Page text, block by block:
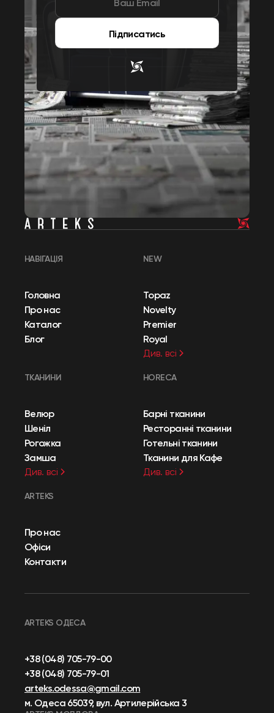
Підписатись
НАВІГАЦІЯ
Головна
Про нас
Каталог
Блог
NEW
Topaz
Novelty
Premier
Royal
Див. всі
ТКАНИНИ
Велюр
Шеніл
Рогожка
Замша
Див. всі
HORECA
Барні тканини
Ресторанні тканини
Готельні тканини
Тканини для Кафе
Див. всі
ARTEKS
Про нас
Офіси
Контакти
ARTEKS ОДЕСА
+38 (048) 705-79-00
+38 (048) 705-79-01
arteks.odessa@gmail.com
м. Одеса 65039, вул. Артилерійська 3